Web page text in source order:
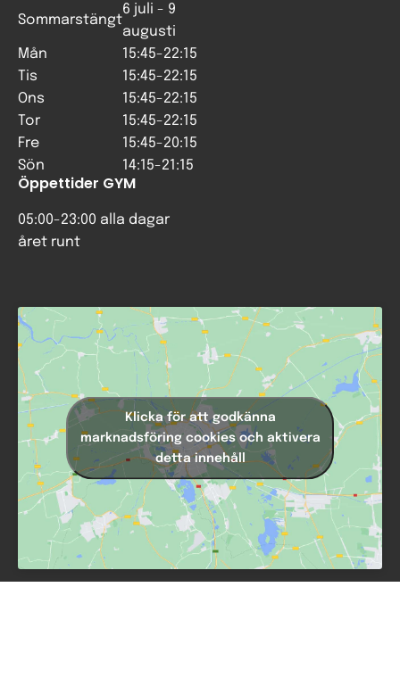
Sommarstängt
6 juli - 9
augusti
Mån
15:45-22:15
Tis
15:45-22:15
Ons
15:45-22:15
Tor
15:45-22:15
Fre
15:45-20:15
Sön
14:15-21:15
Öppettider GYM
05:00-23:00 alla dagar
året runt
Klicka för att godkänna
marknadsföring cookies och aktivera
detta innehåll